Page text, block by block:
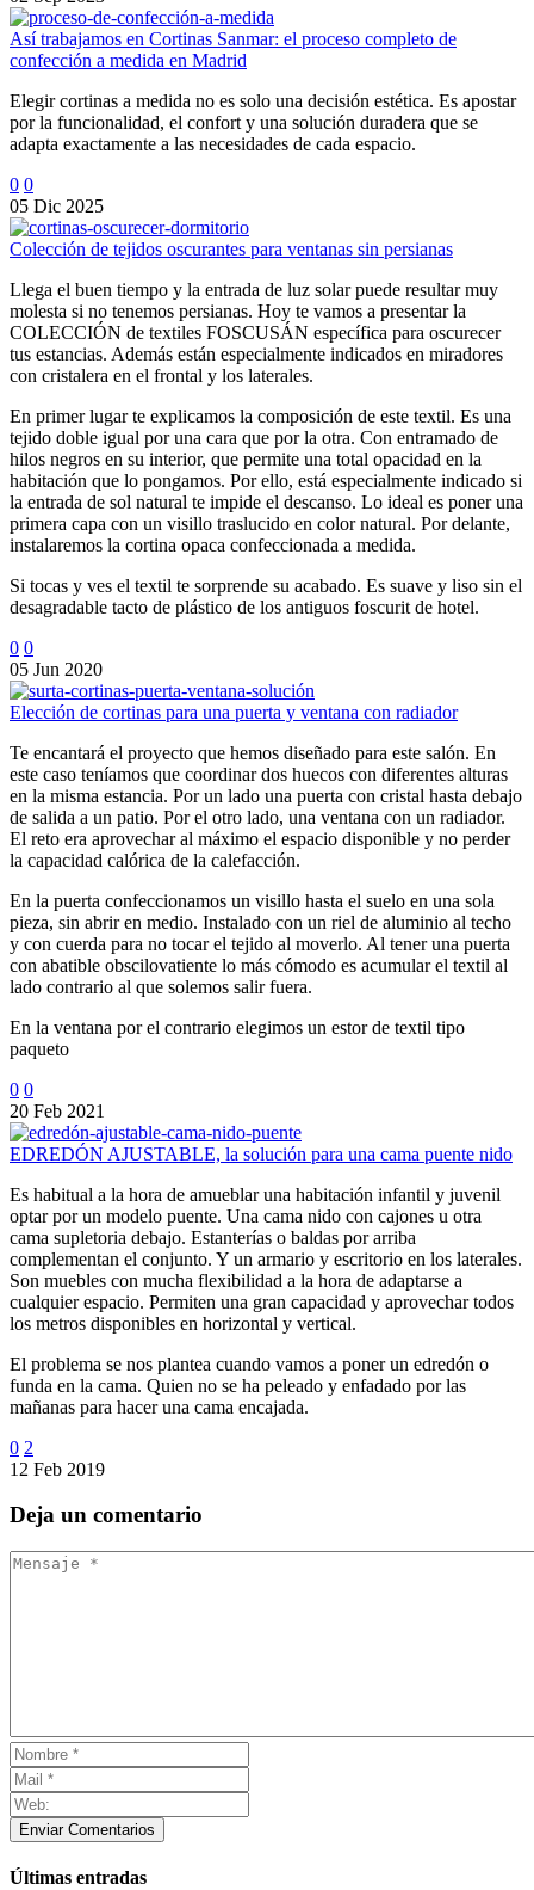
Así trabajamos en Cortinas Sanmar: el proceso completo de
confección a medida en Madrid
Elegir cortinas a medida no es solo una decisión estética. Es apostar
por la funcionalidad, el confort y una solución duradera que se
adapta exactamente a las necesidades de cada espacio.
0 0
05 Dic 2025
Colección de tejidos oscurantes para ventanas sin persianas
Llega el buen tiempo y la entrada de luz solar puede resultar muy
molesta si no tenemos persianas. Hoy te vamos a presentar la
COLECCIÓN de textiles FOSCUSÁN específica para oscurecer
tus estancias. Además están especialmente indicados en miradores
con cristalera en el frontal y los laterales.
En primer lugar te explicamos la composición de este textil. Es una
tejido doble igual por una cara que por la otra. Con entramado de
hilos negros en su interior, que permite una total opacidad en la
habitación que lo pongamos. Por ello, está especialmente indicado si
la entrada de sol natural te impide el descanso. Lo ideal es poner una
primera capa con un visillo traslucido en color natural. Por delante,
instalaremos la cortina opaca confeccionada a medida.
Si tocas y ves el textil te sorprende su acabado. Es suave y liso sin el
desagradable tacto de plástico de los antiguos foscurit de hotel.
0 0
05 Jun 2020
Elección de cortinas para una puerta y ventana con radiador
Te encantará el proyecto que hemos diseñado para este salón. En
este caso teníamos que coordinar dos huecos con diferentes alturas
en la misma estancia. Por un lado una puerta con cristal hasta debajo
de salida a un patio. Por el otro lado, una ventana con un radiador.
El reto era aprovechar al máximo el espacio disponible y no perder
la capacidad calórica de la calefacción.
En la puerta confeccionamos un visillo hasta el suelo en una sola
pieza, sin abrir en medio. Instalado con un riel de aluminio al techo
y con cuerda para no tocar el tejido al moverlo. Al tener una puerta
con abatible obscilovatiente lo más cómodo es acumular el textil al
lado contrario al que solemos salir fuera.
En la ventana por el contrario elegimos un estor de textil tipo
paqueto
0 0
20 Feb 2021
EDREDÓN AJUSTABLE, la solución para una cama puente nido
Es habitual a la hora de amueblar una habitación infantil y juvenil
optar por un modelo puente. Una cama nido con cajones u otra
cama supletoria debajo. Estanterías o baldas por arriba
complementan el conjunto. Y un armario y escritorio en los laterales.
Son muebles con mucha flexibilidad a la hora de adaptarse a
cualquier espacio. Permiten una gran capacidad y aprovechar todos
los metros disponibles en horizontal y vertical.
El problema se nos plantea cuando vamos a poner un edredón o
funda en la cama. Quien no se ha peleado y enfadado por las
mañanas para hacer una cama encajada.
0 2
12 Feb 2019
Deja un comentario
Enviar Comentarios
Últimas entradas